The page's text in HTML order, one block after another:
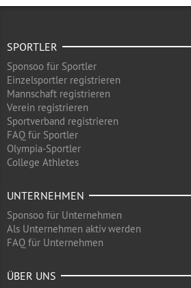
SPORTLER
Sponsoo für Sportler
Einzelsportler registrieren
Mannschaft registrieren
Verein registrieren
Sportverband registrieren
FAQ für Sportler
Olympia-Sportler
College Athletes
UNTERNEHMEN
Sponsoo für Unternehmen
Als Unternehmen aktiv werden
FAQ für Unternehmen
ÜBER UNS